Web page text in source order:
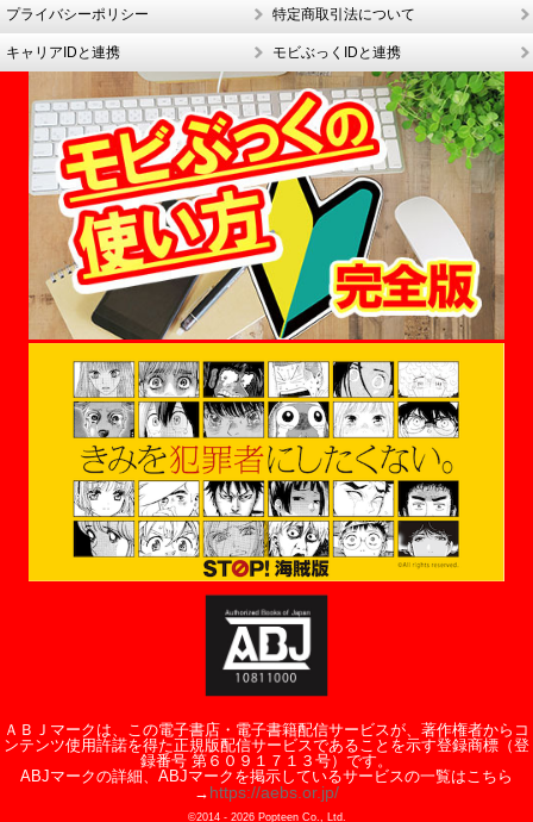
プライバシーポリシー 特定商取引法について
キャリアIDと連携 モビぶっくIDと連携
ＡＢＪマークは、この電子書店・電子書籍配信サービスが、著作権者からコ
ンテンツ使用許諾を得た正規版配信サービスであることを示す登録商標（登
録番号 第６０９１７１３号）です。
ABJマークの詳細、ABJマークを掲示しているサービスの一覧はこちら
→ https://aebs.or.jp/
©2014 - 2026Popteen Co., Ltd.